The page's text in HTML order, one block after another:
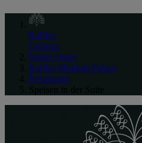
Raffles
German
Naher Osten
Raffles Makkah Palace
Restaurant